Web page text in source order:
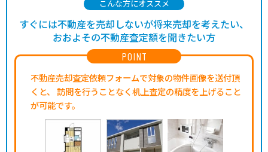
POINT
不動産売却査定依頼フォームで対象の物件画像を送付頂
くと、
訪問を行うことなく机上査定の精度を上げること
が可能です。
こんな方にオススメ
すぐには不動産を売却しないが将来売却を考えたい、
おおよその不動産査定額を聞きたい方